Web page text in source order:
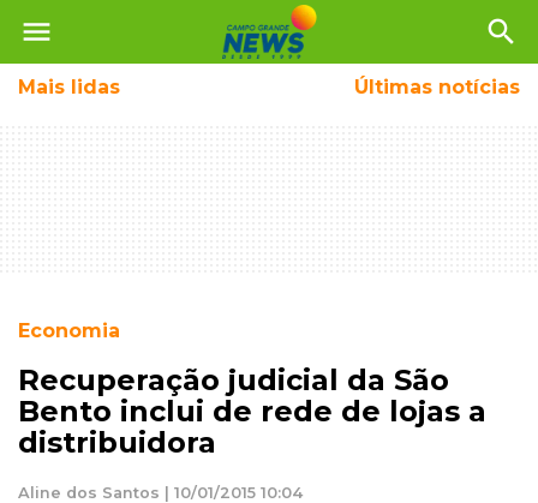
menu search
Mais lidas Últimas notícias
Economia
Recuperação judicial da São
Bento inclui de rede de lojas a
distribuidora
Aline dos Santos | 10/01/2015 10:04